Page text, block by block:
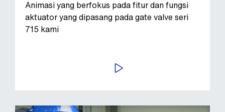
Animasi yang berfokus pada fitur dan fungsi
aktuator yang dipasang pada gate valve seri
715 kami
PUTAR VIDEO